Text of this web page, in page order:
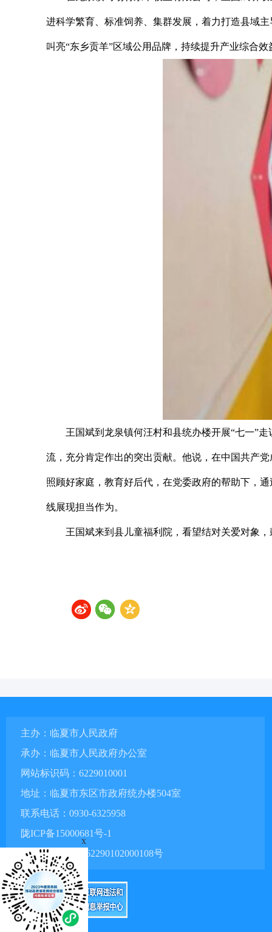
进科学繁育、标准饲养、集群发展，着力打造县域
叫亮“东乡贡羊”区域公用品牌，持续提升产业综合
王国斌到龙泉镇何汪村和县统办楼开展“七一”
流，充分肯定作出的突出贡献。他说，在中国共产
照顾好家庭，教育好后代，在党委政府的帮助下，
线展现担当作为。
王国斌来到县儿童福利院，看望结对关爱对象
主办：临夏市人民政府
承办：临夏市人民政府办公室
网站标识码：6229010001
地址：临夏市东区市政府统办楼504室
联系电话：0930-6325958
陇ICP备15000681号-1
甘公网安备 62290102000108号
x